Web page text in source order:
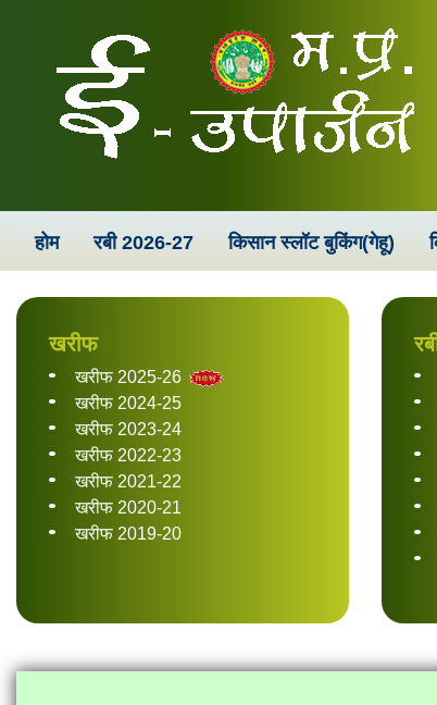
होम रबी 2026-27 किसान स्लॉट बुकिंग(गेहू)
खरीफ
खरीफ 2025-26
खरीफ 2024-25
खरीफ 2023-24
खरीफ 2022-23
खरीफ 2021-22
खरीफ 2020-21
खरीफ 2019-20